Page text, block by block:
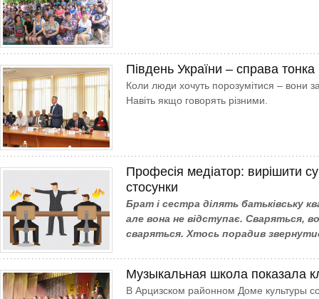
Південь України – справа тонка
Коли люди хочуть порозумітися – вони
Навіть якщо говорять різними.
Професія медіатор: вирішити
стосунки
Брат і сестра ділять батьківську
але вона не відступає. Сваряться,
сваряться. Хтось порадив
Музыкальная школа показала
В Арцизском районном Доме культуры